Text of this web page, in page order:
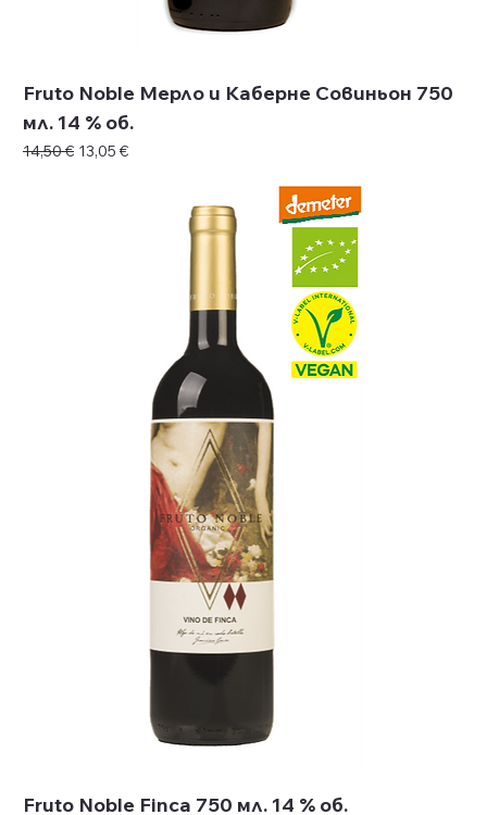
Fruto Noble Мерло и Каберне Совиньон 750
мл. 14 % об.
Редовна цена
14,50 € Продажна цена
13,05 €
Fruto Noble Finca 750 мл. 14 % об.